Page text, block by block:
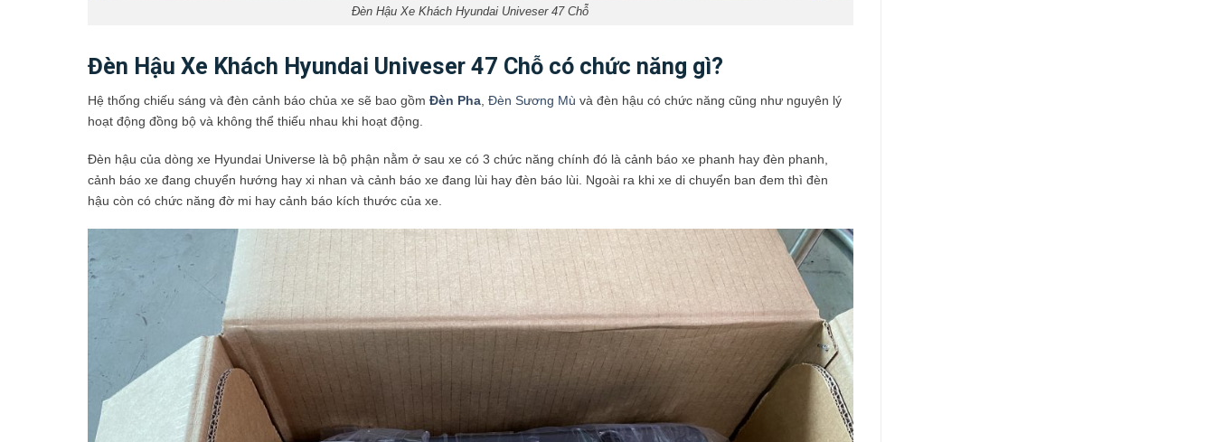
Đèn Hậu Xe Khách Hyundai Univeser 47 Chỗ
Đèn Hậu Xe Khách Hyundai Univeser 47 Chỗ có chức năng gì?
Hệ thống chiếu sáng và đèn cảnh báo chủa xe sẽ bao gồm Đèn Pha, Đèn Sương Mù và đèn hậu có chức năng cũng như nguyên lý
hoạt động đồng bộ và không thể thiếu nhau khi hoạt động.
Đèn hậu của dòng xe Hyundai Universe là bộ phận nằm ở sau xe có 3 chức năng chính đó là cảnh báo xe phanh hay đèn phanh,
cảnh báo xe đang chuyển hướng hay xi nhan và cảnh báo xe đang lùi hay đèn báo lùi. Ngoài ra khi xe di chuyển ban đem thì đèn
hậu còn có chức năng đờ mi hay cảnh báo kích thước của xe.